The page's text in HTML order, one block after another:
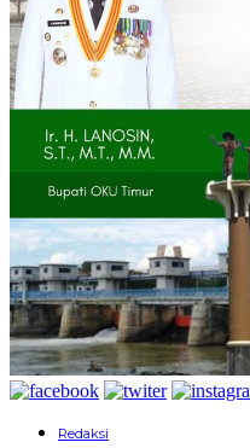
Redaksi